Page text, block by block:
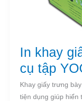
In khay
cụ tập
Khay giấy trưng
tiện dụng giúp hiển